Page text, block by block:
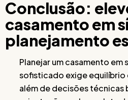
Conclusão:
casamento em
planejamento
Planejar um casamento em
sofisticado exige equilíbrio
além de decisões técnicas